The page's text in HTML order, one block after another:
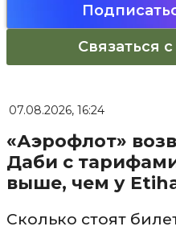
Связаться
07.08.2026, 16:24
«Аэрофлот»
Даби с
выше, чем у
Сколько стоят